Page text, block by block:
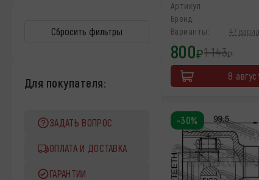
Сбросить фильтры
Для покупателя:
ЗАДАТЬ ВОПРОС
ОПЛАТА И ДОСТАВКА
ГАРАНТИИ
Артикул:
Бренд:
Варианты:
47
800₽1 143₽
8
-30%